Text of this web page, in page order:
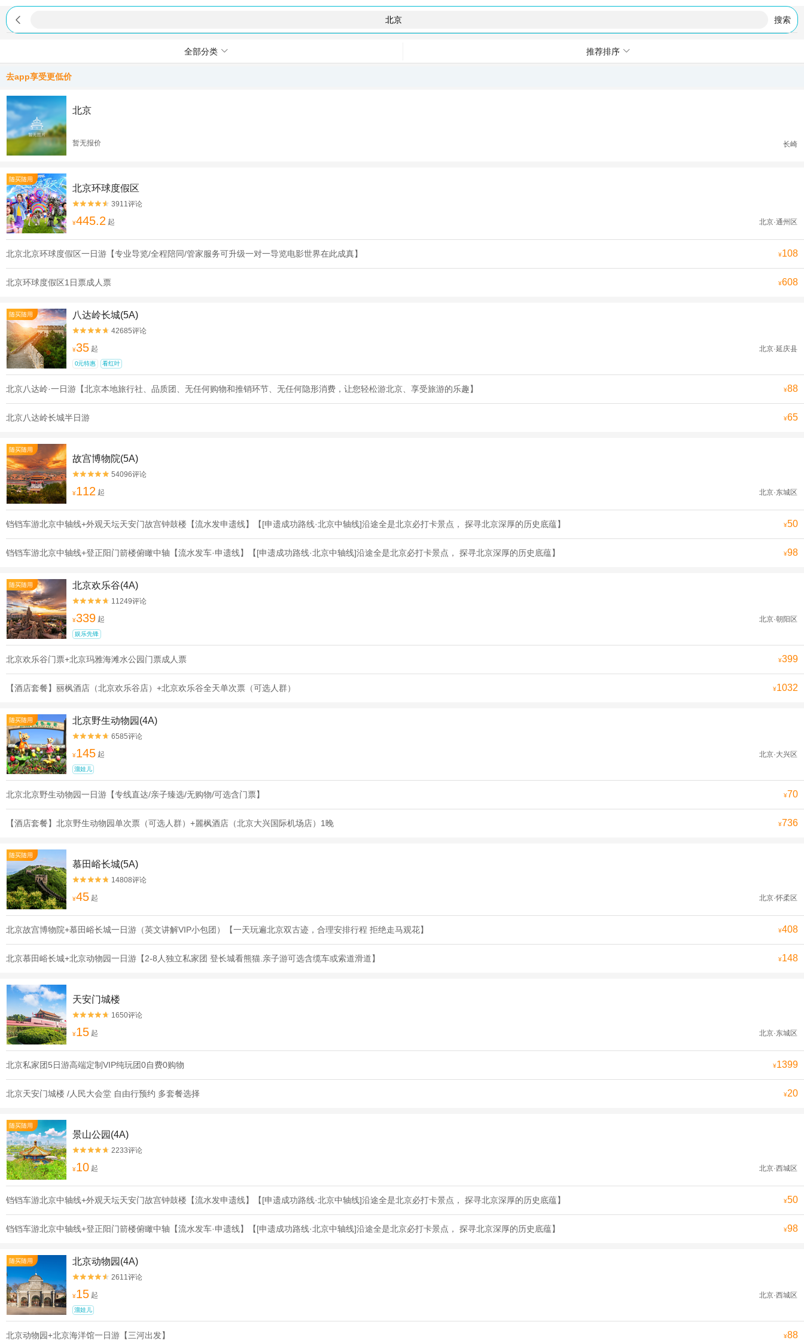
 搜索
全部分类 推荐排序
去app享受更低价
北京
暂无报价 长崎
随买随用
北京环球度假区

 3911评论
¥445.2 起 北京·通州区
北京北京环球度假区一日游【专业导览/全程陪同/管家服务可升级一对一导览电影世界在此成真】 ¥108
北京环球度假区1日票成人票 ¥608
随买随用 八达岭长城(5A)

 42685评论
¥35 起 北京·延庆县
0元特惠 看红叶
北京八达岭·一日游【北京本地旅行社、品质团、无任何购物和推销环节、无任何隐形消费，让您轻松游北京、享受旅游的乐趣】 ¥88
北京八达岭长城半日游 ¥65
随买随用
故宫博物院(5A)

 54096评论
¥112 起 北京·东城区
铛铛车游北京中轴线+外观天坛天安门故宫钟鼓楼【流水发申遗线】【[申遗成功路线·北京中轴线]沿途全是北京必打卡景点， 探寻北京深厚的历史底蕴】 ¥50
铛铛车游北京中轴线+登正阳门箭楼俯瞰中轴【流水发车·申遗线】【[申遗成功路线·北京中轴线]沿途全是北京必打卡景点， 探寻北京深厚的历史底蕴】 ¥98
随买随用 北京欢乐谷(4A)

 11249评论
¥339 起 北京·朝阳区
娱乐先锋
北京欢乐谷门票+北京玛雅海滩水公园门票成人票 ¥399
【酒店套餐】丽枫酒店（北京欢乐谷店）+北京欢乐谷全天单次票（可选人群） ¥1032
随买随用 北京野生动物园(4A)

 6585评论
¥145 起 北京·大兴区
溜娃儿
北京北京野生动物园一日游【专线直达/亲子臻选/无购物/可选含门票】 ¥70
【酒店套餐】北京野生动物园单次票（可选人群）+麗枫酒店（北京大兴国际机场店）1晚 ¥736
随买随用
慕田峪长城(5A)

 14808评论
¥45 起 北京·怀柔区
北京故宫博物院+慕田峪长城一日游（英文讲解VIP小包团）【一天玩遍北京双古迹，合理安排行程 拒绝走马观花】 ¥408
北京慕田峪长城+北京动物园一日游【2-8人独立私家团 登长城看熊猫.亲子游可选含缆车或索道滑道】 ¥148
天安门城楼

 1650评论
¥15 起 北京·东城区
北京私家团5日游高端定制VIP纯玩团0自费0购物 ¥1399
北京天安门城楼 /人民大会堂 自由行预约 多套餐选择 ¥20
随买随用
景山公园(4A)

 2233评论
¥10 起 北京·西城区
铛铛车游北京中轴线+外观天坛天安门故宫钟鼓楼【流水发申遗线】【[申遗成功路线·北京中轴线]沿途全是北京必打卡景点， 探寻北京深厚的历史底蕴】 ¥50
铛铛车游北京中轴线+登正阳门箭楼俯瞰中轴【流水发车·申遗线】【[申遗成功路线·北京中轴线]沿途全是北京必打卡景点， 探寻北京深厚的历史底蕴】 ¥98
随买随用 北京动物园(4A)

 2611评论
¥15 起 北京·西城区
溜娃儿
北京动物园+北京海洋馆一日游【三河出发】 ¥88